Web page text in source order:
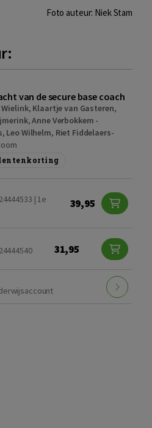
Foto auteur: Niek Stam
van de secure base coach
, Klaartje van Gasteren,
,Anne Verbokkem -
, Leo Wilhelm, Riet Fiddelaers-
| 1e
39,95
31,95